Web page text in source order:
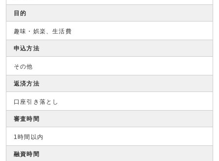
目的
趣味・娯楽、生活費
申込方法
その他
返済方法
口座引き落とし
審査時間
1時間以内
融資時間